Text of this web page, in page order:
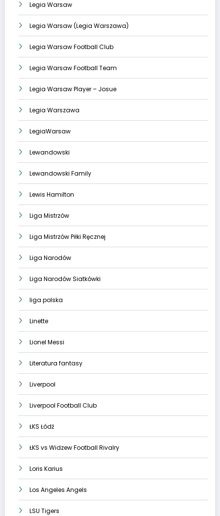
Legia Warsaw
Legia Warsaw (Legia Warszawa)
Legia Warsaw Football Club
Legia Warsaw Football Team
Legia Warsaw Player – Josue
Legia Warszawa
LegiaWarsaw
Lewandowski
Lewandowski Family
Lewis Hamilton
Liga Mistrzów
Liga Mistrzów Piłki Ręcznej
Liga Narodów
Liga Narodów Siatkówki
liga polska
Linette
Lionel Messi
Literatura fantasy
Liverpool
Liverpool Football Club
ŁKS Łódź
ŁKS vs Widzew Football Rivalry
Loris Karius
Los Angeles Angels
LSU Tigers